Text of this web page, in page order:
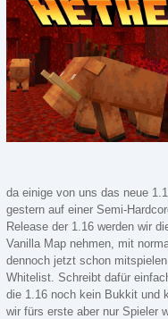
da einige von uns das neue
gestern auf einer Semi-
Release der 1.16 werden wir
Vanilla Map nehmen, mit
dennoch jetzt schon
Whitelist. Schreibt dafür
die 1.16 noch kein Bukkit und
wir fürs erste aber nur Spieler